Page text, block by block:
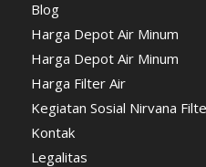
Blog
Harga Depot Air Minum
Harga Depot Air Minum
Harga Filter Air
Kegiatan Sosial Nirvana
Kontak
Legalitas